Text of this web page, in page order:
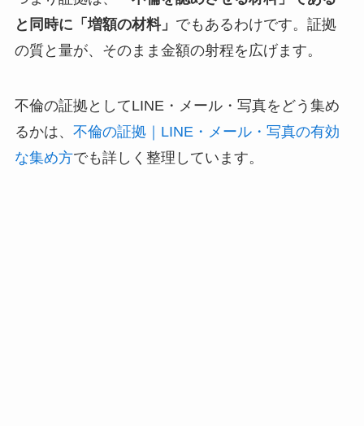
と同時に「増額の材料」 でもあるわけです。証拠
の質と量が、そのまま金額の射程を広げます。
不倫の証拠としてLINE・メール・写真をどう集め
るかは、 不倫の証拠｜LINE・メール・写真の有効
な集め方でも詳しく整理しています。